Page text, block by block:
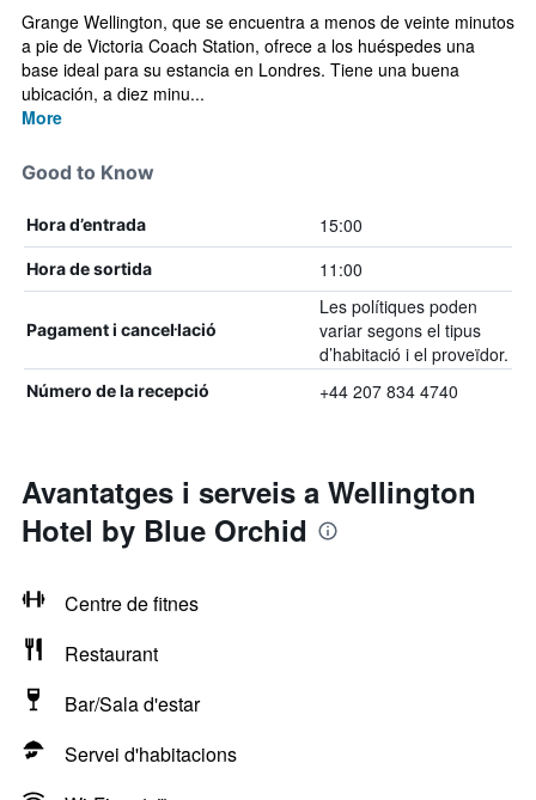
Grange Wellington, que se encuentra a menos de veinte minutos
a pie de Victoria Coach Station, ofrece a los huéspedes una
base ideal para su estancia en Londres. Tiene una buena
ubicación, a diez minu...
More
Good to Know
Hora d’entrada 15:00
Hora de sortida 11:00
Pagament i cancel·lació
Les polítiques poden
variar segons el tipus
d’habitació i el proveïdor.
Número de la recepció +44 207 834 4740
Avantatges i serveis a Wellington
Hotel by Blue Orchid
Centre de fitnes
Restaurant
Bar/Sala d'estar
Servei d'habitacions